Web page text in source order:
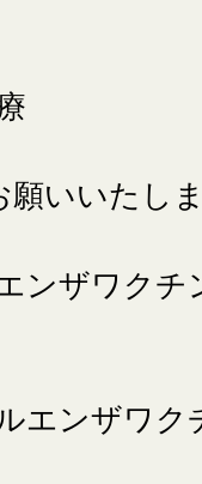
願いいたし
ンザワクチ
エンザワク